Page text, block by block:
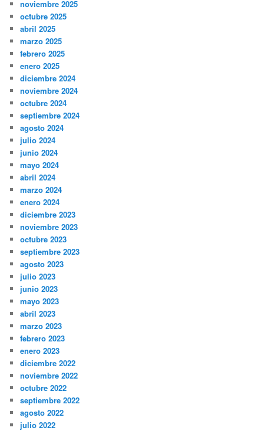
noviembre 2025
octubre 2025
abril 2025
marzo 2025
febrero 2025
enero 2025
diciembre 2024
noviembre 2024
octubre 2024
septiembre 2024
agosto 2024
julio 2024
junio 2024
mayo 2024
abril 2024
marzo 2024
enero 2024
diciembre 2023
noviembre 2023
octubre 2023
septiembre 2023
agosto 2023
julio 2023
junio 2023
mayo 2023
abril 2023
marzo 2023
febrero 2023
enero 2023
diciembre 2022
noviembre 2022
octubre 2022
septiembre 2022
agosto 2022
julio 2022